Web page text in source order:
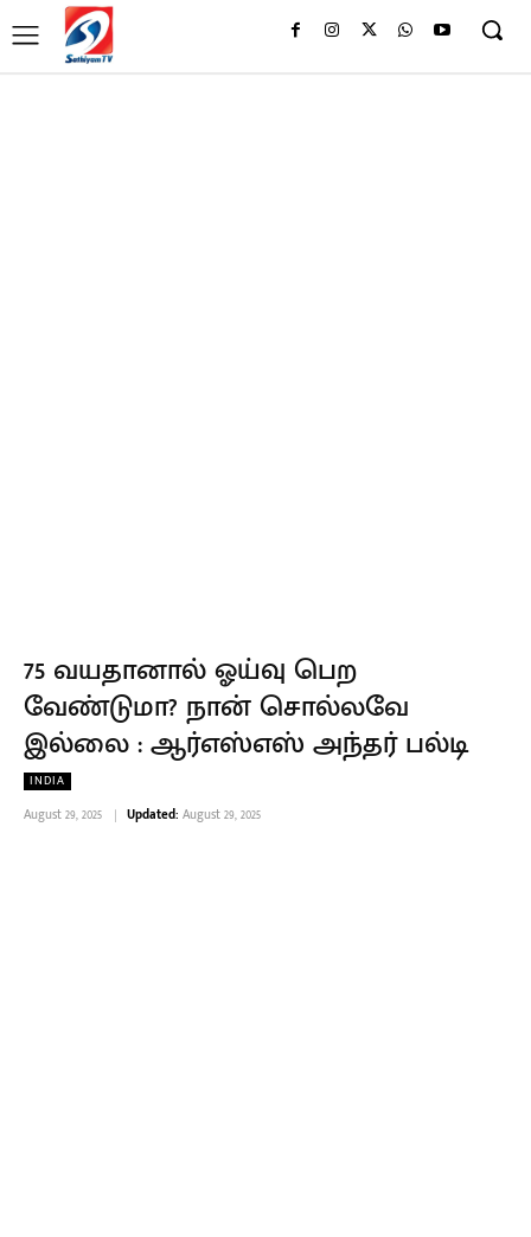
75 வயதானால் ஓய்வு பெற
வேண்டுமா? நான் சொல்லவே
இல்லை : ஆர்எஸ்எஸ் அந்தர் பல்டி
INDIA
August 29, 2025 Updated: August 29, 2025